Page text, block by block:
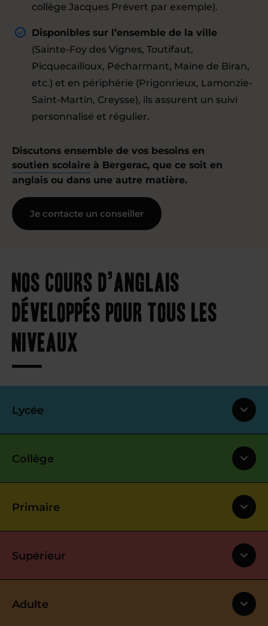
collège Jacques Prévert par exemple).
Disponibles sur l’ensemble de la ville
(Sainte-Foy des Vignes, Toutifaut,
Picquecailloux, Pécharmant, Maine de Biran,
etc.) et en périphérie (Prigonrieux, Lamonzie-
Saint-Martin, Creysse), ils assurent un suivi
personnalisé et régulier.
Discutons ensemble de vos besoins en
soutien scolaire à Bergerac, que ce soit en
anglais ou dans une autre matière.
Je contacte un conseiller
Nos cours d’anglais
développés pour tous les
niveaux
Lycée
Collège
Primaire
Supérieur
Adulte